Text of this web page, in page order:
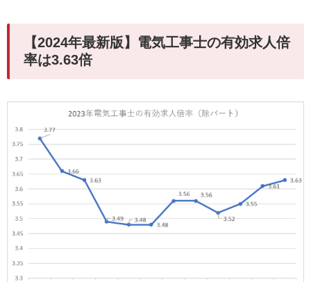
【2024年最新版】電気工事士の有効求人倍
率は3.63倍